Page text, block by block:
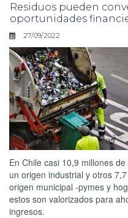
Residuos pueden
oportunidades
27/09/2022
En Chile casi 10,9 millones
un origen industrial y otros
origen municipal -pymes y
estos son valorizados para
ingresos.